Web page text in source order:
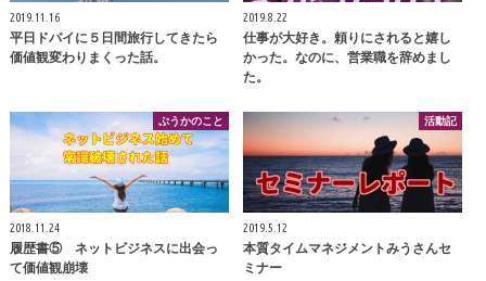
2019.11.16
平日ドバイに５日間旅行してきたら
価値観変わりまくった話。
2019.8.22
仕事が大好き。頼りにされると嬉し
かった。なのに、営業職を辞めまし
た。
ぷうかのこと
2018.11.24
履歴書⑤ ネットビジネスに出会っ
て価値観崩壊
活動記
2019.5.12
本質タイムマネジメントみうさんセ
ミナー